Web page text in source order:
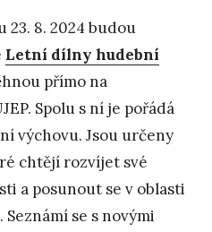
23. 8. 2024 budou
Letní dílny hudební
přímo na
Spolu s ní je pořádá
výchovu. Jsou určeny
chtějí rozvíjet své
a posunout se v oblasti
se s novými